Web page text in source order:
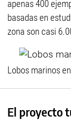
apenas 400
basadas en
zona son casi
Lobos marinos
El proyecto